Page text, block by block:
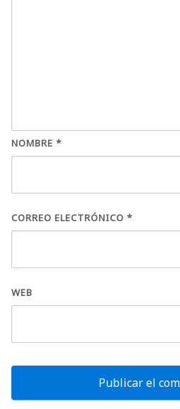
NOMBRE *
CORREO ELECTRÓNICO *
WEB